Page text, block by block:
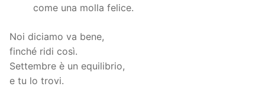
come una molla felice.
Noi diciamo va bene,
finché ridi così.
Settembre è un equilibrio,
e tu lo trovi.